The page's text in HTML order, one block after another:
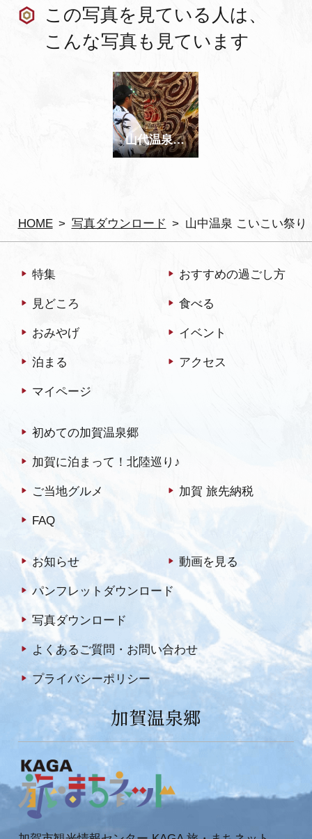
HOME 写真ダウンロード 山中温泉 こいこい祭り
この写真を見ている人は、
こんな写真も見ています
山代温泉 八朔祭り
特集 おすすめの過ごし方
見どころ 食べる
おみやげ イベント
泊まる アクセス
マイページ
初めての加賀温泉郷
加賀に泊まって！北陸巡り♪
ご当地グルメ 加賀 旅先納税
FAQ
お知らせ 動画を見る
パンフレットダウンロード
写真ダウンロード
よくあるご質問・お問い合わせ
プライバシーポリシー
加賀温泉郷